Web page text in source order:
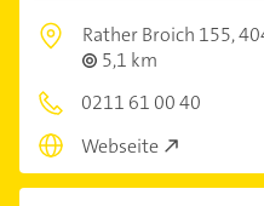
Rather Broich 155,
5,1 km
0211 61 00 40
Webseite